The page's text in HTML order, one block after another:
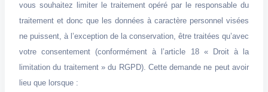
vous souhaitez limiter le traitement opéré par le responsable du
traitement et donc que les données à caractère personnel visées
ne puissent, à l’exception de la conservation, être traitées qu’avec
votre consentement (conformément à l’article 18 « Droit à la
limitation du traitement » du RGPD). Cette demande ne peut avoir
lieu que lorsque :